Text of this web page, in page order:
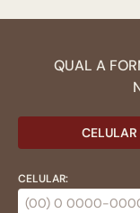
QUAL A
CELULAR
CELULAR: